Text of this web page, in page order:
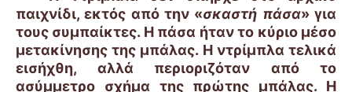
παιχνίδι, εκτός από την «σκαστή πάσα» για
τους συμπαίκτες. Η πάσα ήταν το κύριο μέσο
μετακίνησης της μπάλας. Η ντρίμπλα τελικά
εισήχθη, αλλά περιοριζόταν από το
ασύμμετρο σχήμα της πρώτης μπάλας. Η